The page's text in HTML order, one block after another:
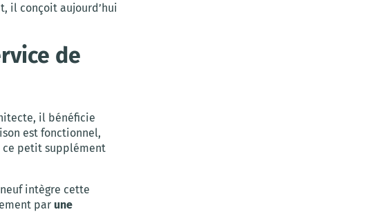
il conçoit aujourd’hui
de
il bénéficie
est fonctionnel,
ce petit supplément
intègre cette
par une